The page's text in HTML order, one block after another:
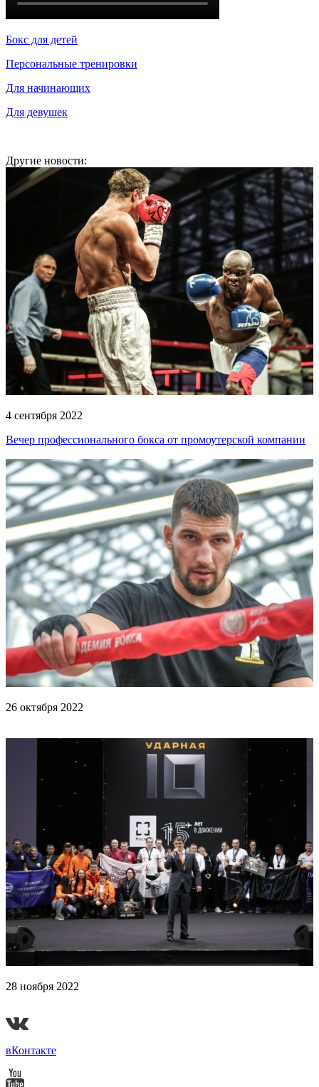
Бокс для детей
Персональные тренировки
Для начинающих
Для девушек
Другие новости:
4 сентября 2022
Вечер профессионального бокса от промоутерской компании
26 октября 2022
28 ноября 2022
вКонтакте